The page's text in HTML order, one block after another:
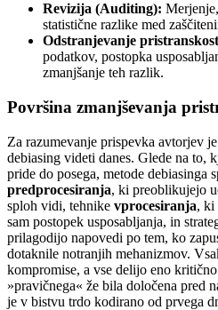
Revizija (Auditing):
statistične razlike med
Odstranjevanje
podatkov, postopka
zmanjšanje teh razlik.
Površina zmanjševanja
Za razumevanje prispevka avtorjev
debiasing videti danes. Glede na to,
pride do posega, metode debiasinga
predprocesiranja, ki preoblikujejo
sploh vidi, tehnike vprocesiranja, ki
sam postopek usposabljanja, in
prilagodijo napovedi po tem, ko
dotaknile notranjih mehanizmov.
kompromise, a vse delijo eno
»pravičnega« že bila določena pred
je v bistvu trdo kodirano od prvega